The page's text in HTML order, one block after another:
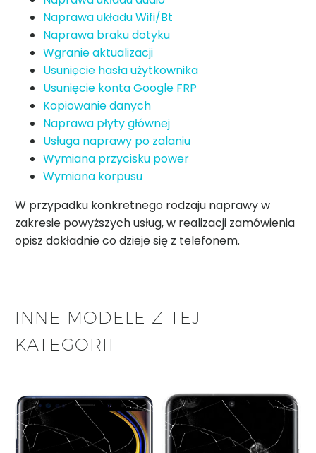
Naprawa układu Wifi/Bt
Naprawa braku dotyku
Wgranie aktualizacji
Usunięcie hasła użytkownika
Usunięcie konta Google FRP
Kopiowanie danych
Naprawa płyty głównej
Usługa naprawy po zalaniu
Wymiana przycisku power
Wymiana korpusu
W przypadku konkretnego rodzaju naprawy w
zakresie powyższych usług, w realizacji zamówienia
opisz dokładnie co dzieje się z telefonem.
INNE MODELE Z TEJ
KATEGORII